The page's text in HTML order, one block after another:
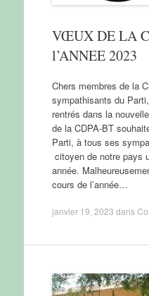
VŒUX DE LA
l’ANNEE 2023
Chers membres de la
sympathisants du
rentrés dans la
de la CDPA-BT
Parti, à tous ses
citoyen de notre pays
année.
cours de l’année…
janvier 19, 2023 dans